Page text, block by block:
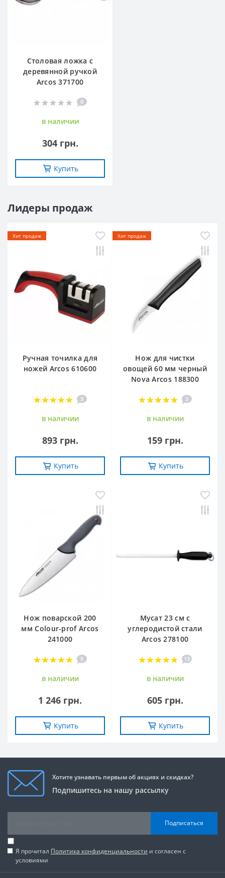
Столовая ложка с
деревянной ручкой
Arcos 371700
0
в наличии
304 грн.
Купить
Лидеры продаж
Хит продаж
Ручная точилка для
ножей Arcos 610600
3
в наличии
893 грн.
Купить
Хит продаж
Нож для чистки
овощей 60 мм черный
Nova Arcos 188300
3
в наличии
159 грн.
Купить
Нож поварской 200
мм Сolour-prof Arcos
241000
5
в наличии
1 246 грн.
Купить
Мусат 23 см с
углеродистой стали
Arcos 278100
13
в наличии
605 грн.
Купить
Хотите узнавать первым об акциях и скидках?
Подпишитесь на нашу рассылку
Подписаться
Я прочитал Политика конфиденциальности и согласен с
условиями